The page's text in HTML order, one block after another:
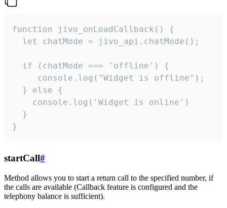
function jivo_onLoadCallback() {
  let chatMode = jivo_api.chatMode();
  if (chatMode === 'offline') {
     console.log("Widget is offline");
  } else {
    console.log('Widget is online')
  }
}
startCall#
Method allows you to start a return call to the specified number, if
the calls are available (Callback feature is configured and the
telephony balance is sufficient).